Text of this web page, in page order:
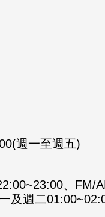
週一至週五)
、FM/
及週二